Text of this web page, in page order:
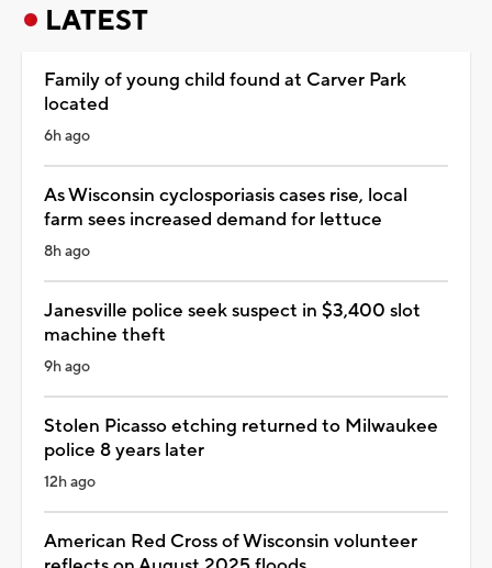
LATEST
Family of young child found at Carver Park
located
6h ago
As Wisconsin cyclosporiasis cases rise, local
farm sees increased demand for lettuce
8h ago
Janesville police seek suspect in $3,400 slot
machine theft
9h ago
Stolen Picasso etching returned to Milwaukee
police 8 years later
12h ago
American Red Cross of Wisconsin volunteer